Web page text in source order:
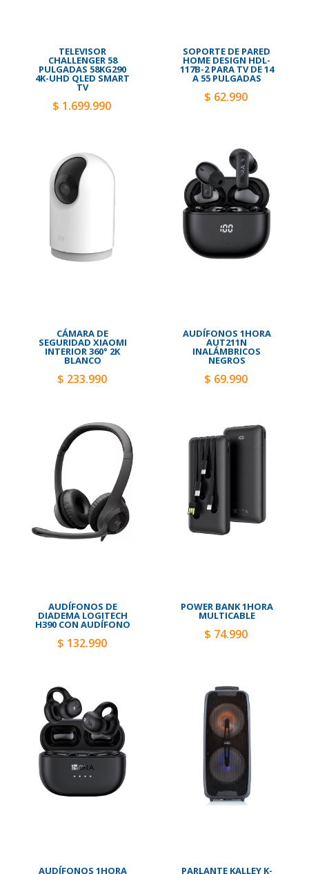
TELEVISOR
CHALLENGER 58
PULGADAS 58KG290
4K-UHD QLED SMART
TV
$ 1.699.990
SOPORTE DE PARED
HOME DESIGN HDL-
117B-2 PARA TV DE 14
A 55 PULGADAS
$ 62.990
CÁMARA DE
SEGURIDAD XIAOMI
INTERIOR 360° 2K
BLANCO
$ 233.990
AUDÍFONOS 1HORA
AUT211N
INALÁMBRICOS
NEGROS
$ 69.990
AUDÍFONOS DE
DIADEMA LOGITECH
H390 CON AUDÍFONO
$ 132.990
POWER BANK 1HORA
MULTICABLE
$ 74.990
AUDÍFONOS 1HORA PARLANTE KALLEY K-